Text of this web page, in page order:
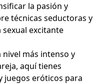
la pasión y
técnicas seductoras y
excitante
nivel más intenso y
aquí tienes
juegos eróticos para